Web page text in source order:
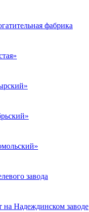
фабрика
завода
на Надеждинском заводе